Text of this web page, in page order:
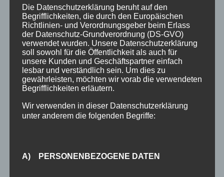
römisches Dampfbad, Sauna oder Whirlpool –
hier lässt es sich nach einem aktiven Vormittag
und Mittag hervorragend entspannen und zur
Ruhe kommen.
WEITERE TIPPS UND
ANREGUNGEN ZUR
ERKUNDUNG DES
NEBELHORNS
Freizeitgestaltung während Ihres Urlaubs in
Die Datenschutzerklärung beruht auf den
Begrifflichkeiten, die durch den Europäischen
Richtlinien- und Verordnungsgeber beim Erlass
der Datenschutz-Grundverordnung (DS-GVO)
verwendet wurden. Unsere Datenschutzerklärung
soll sowohl für die Öffentlichkeit als auch für
unsere Kunden und Geschäftspartner einfach
lesbar und verständlich sein. Um dies zu
gewährleisten, möchten wir vorab die verwendeten
Begrifflichkeiten erläutern.
Wir verwenden in dieser Datenschutzerklärung
unter anderem die folgenden Begriffe:
A) PERSONENBEZOGENE DATEN